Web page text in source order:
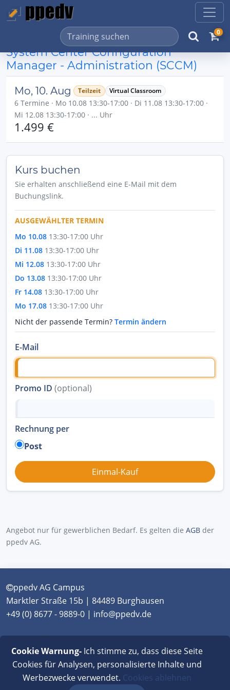
0
System Center Configuration
Manager - Administration (SCCM)
Mo, 10. Aug Teilzeit Virtual Classroom
6 Termine · Mo 10.08 13:30-17:00 · Di 11.08 13:30-17:00 ·
Mi 12.08 13:30-17:00 · ... Uhr
1.499 €
Kurs buchen
Sie erhalten anschließend eine E-Mail mit dem
Buchungslink.
AUSGEWÄHLTER TERMIN
Mo 10.08 13:30-17:00 Uhr
Di 11.08 13:30-17:00 Uhr
Mi 12.08 13:30-17:00 Uhr
Do 13.08 13:30-17:00 Uhr
Fr 14.08 13:30-17:00 Uhr
Mo 17.08 13:30-17:00 Uhr
Nicht der passende Termin? Termin ändern
E-Mail
Promo ID (optional)
Rechnung per
Post
Angebot nur für gewerblichen Bedarf. Es gelten die AGB der
ppedv AG.
ppedv AG Campus
Marktler Straße 15b | 84489 Burghausen
+49 (0) 8677 - 9889-0 | info@ppedv.de
Classroom
|Impressum|Datenschutz|FAQ
Cookie Warnung-Ich stimme zu, dass diese Seite
Cookies für Analysen, personalisierte Inhalte und
Werbezwecke verwendet. Cookies ablehnen